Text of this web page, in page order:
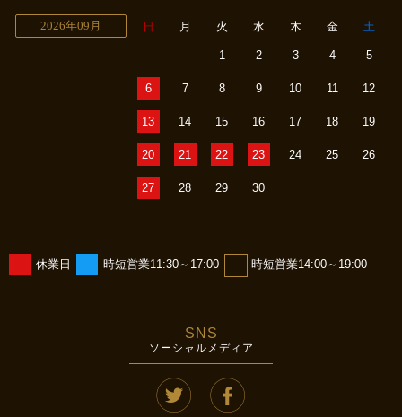
2026年09月 日 月 火 水 木 金 土
1 2 3 4 5
6 7 8 9 10 11 12
13 14 15 16 17 18 19
20 21 22 23 24 25 26
27 28 29 30
休業日 時短営業11:30～17:00 時短営業14:00～19:00
SNS
ソーシャルメディア